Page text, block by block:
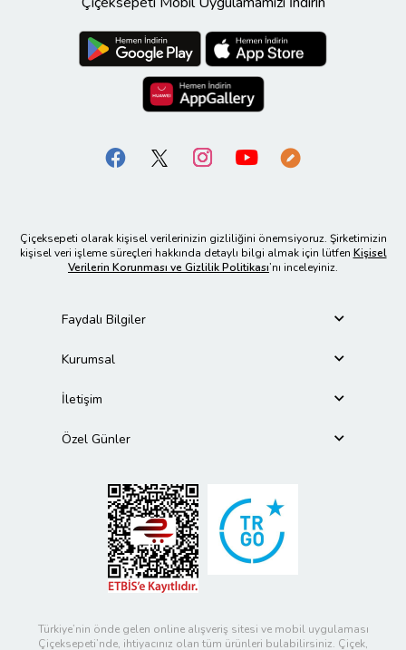
Çiçeksepeti olarak kişisel verilerinizin gizliliğini önemsiyoruz. Şirketimizin
kişisel veri işleme süreçleri hakkında detaylı bilgi almak için lütfen Kişisel
Verilerin Korunması ve Gizlilik Politikası’nı inceleyiniz.
Faydalı Bilgiler
Kurumsal
İletişim
Özel Günler
Türkiye’nin önde gelen online alışveriş sitesi ve mobil uygulaması
Çiçeksepeti’nde, ihtiyacınız olan tüm ürünleri bulabilirsiniz. Çiçek,